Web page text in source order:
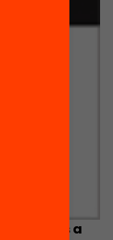
famílies a